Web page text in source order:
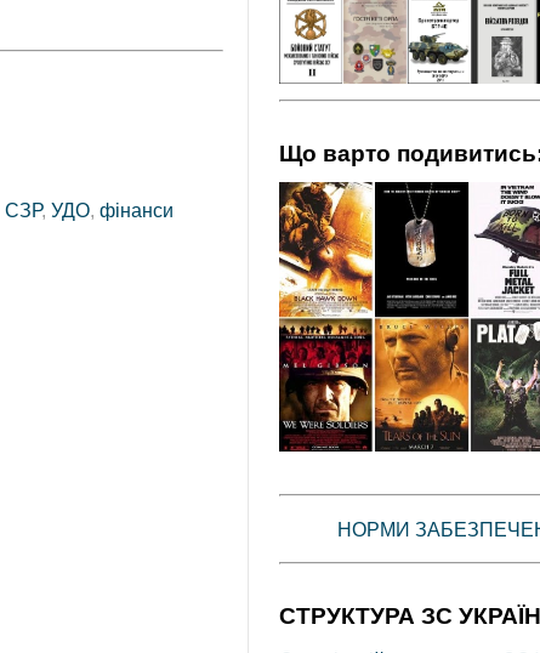
СЗР, УДО, фінанси
Що варто
НОРМИ
СТРУКТУРА ЗС